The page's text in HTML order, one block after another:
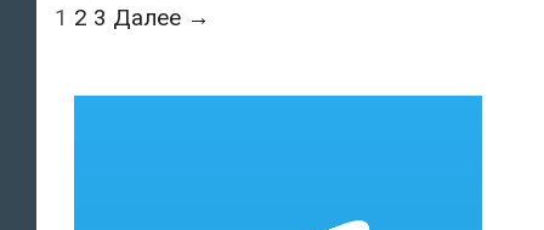
Навигация
1 2 3 Далее →